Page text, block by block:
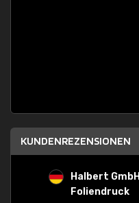
KUNDENREZENSIONEN
Halbert GmbH
Foliendruck